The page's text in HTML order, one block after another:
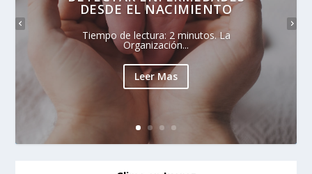
DESDE EL NACIMIENTO
Tiempo de lectura: 2 minutos. La
Organización...
Leer Mas